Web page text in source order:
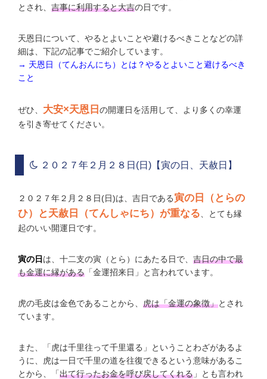
とされ、 吉事に利用すると大吉の日です。
天恩日について、やるとよいことや避けるべきことなどの詳
細は、下記の記事でご紹介しています。
→ 天恩日（てんおんにち）とは？やるとよいこと避けるべき
こと
ぜひ、 大安×天恩日 の開運日を活用して、より多くの幸運
を引き寄せてください。
２０２７年２月２８日(日)【寅の日、天赦日】
２０２７年２月２８日(日)は、吉日である寅の日（とらの
ひ）と天赦日（てんしゃにち）が重なる 、とても縁
起のいい開運日です。
寅の日 は、十二支の寅（とら）にあたる日で、 吉日の中で最
も金運に縁がある 「金運招来日」と言われています。
虎の毛皮は金色であることから、 虎は「金運の象徴」とされ
ています。
また、「虎は千里往って千里還る」ということわざがあるよ
うに、虎は一日で千里の道を往復できるという意味があるこ
とから、「出て行ったお金を呼び戻してくれる 」とも言われ